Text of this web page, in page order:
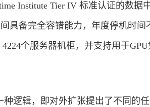
Institute Tier IV 标准认证的数据
具备完全容错能力，年度停机时间
个服务器机柜，并支持用于
种逻辑，即对外扩张提出了不同的